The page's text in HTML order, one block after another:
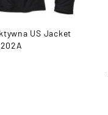
US Jacket